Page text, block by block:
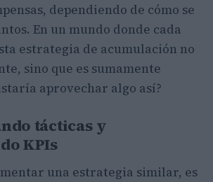
dependiendo de cómo se
En un mundo donde cada
estrategia de acumulación no
sino que es sumamente
aprovechar algo así?
tácticas y
KPIs
una estrategia similar, es